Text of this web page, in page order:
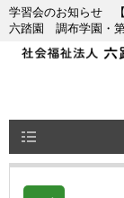
学習会のお知らせ
六踏園 調布学園・